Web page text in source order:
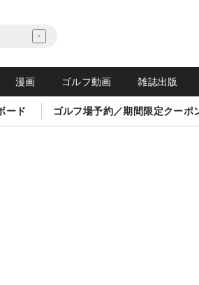
漫画 ゴルフ動画 雑誌出版
ード ゴルフ場予約／期間限定クーポ